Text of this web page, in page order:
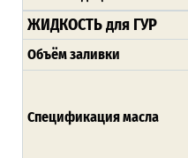
ЖИДКОСТЬ для ГУР
Объём заливки
Спецификация масла